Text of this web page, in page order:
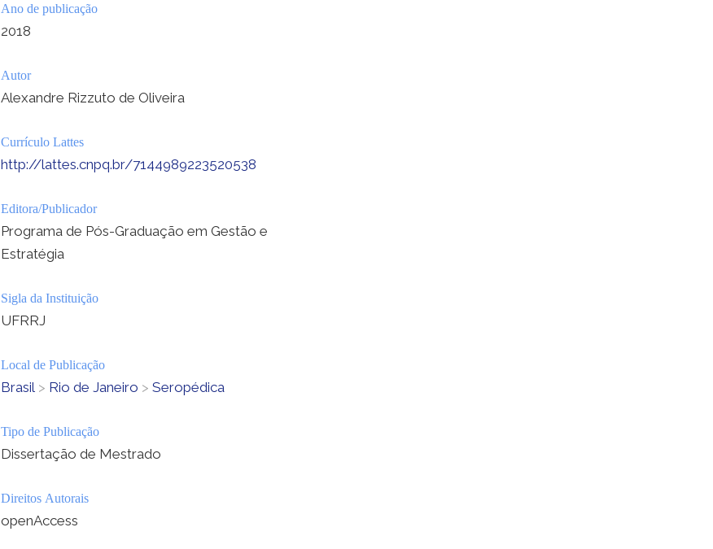
Ano de publicação
2018
Autor
Alexandre Rizzuto de Oliveira
Currículo Lattes
http://lattes.cnpq.br/7144989223520538
Editora/Publicador
Programa de Pós-Graduação em Gestão e
Estratégia
Sigla da Instituição
UFRRJ
Local de Publicação
Brasil > Rio de Janeiro >Seropédica
Tipo de Publicação
Dissertação de Mestrado
Direitos Autorais
openAccess